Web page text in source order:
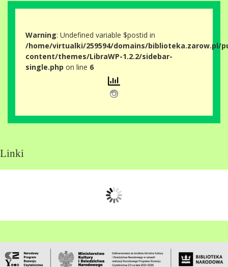
Warning: Undefined variable $postid in
/home/virtualki/259594/domains/biblioteka.zarow.pl/
content/themes/LibraWP-1.2.2/sidebar-
single.php on line 6
Linki